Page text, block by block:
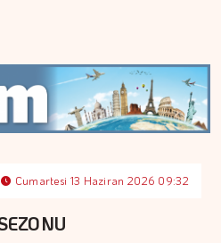
Cumartesi 13 Haziran 2026 09:32